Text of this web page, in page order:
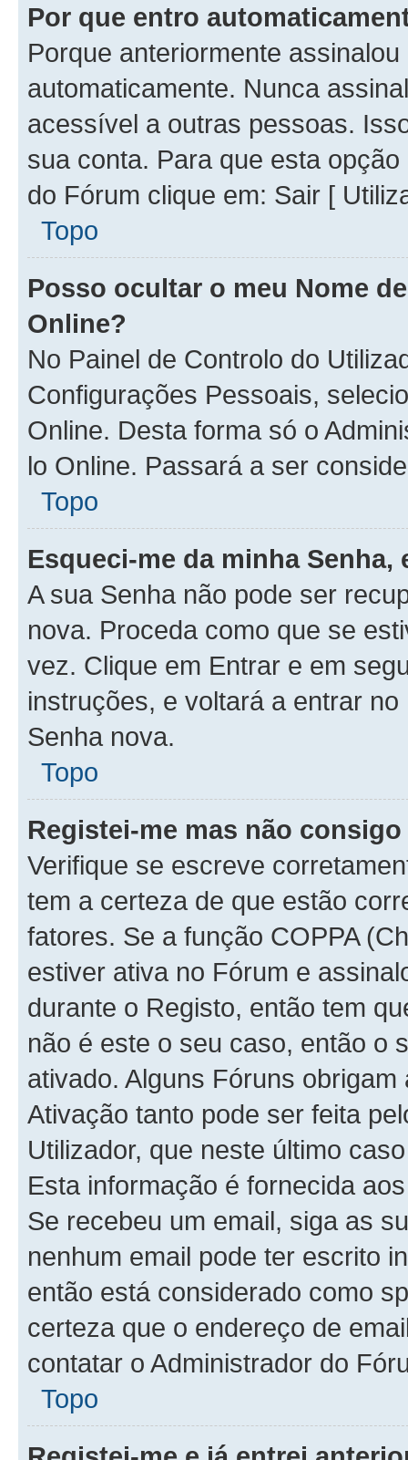
Por que entro
Porque anteriormente
automaticamente. Nunca
acessível a outras pessoas.
sua conta. Para que esta
do Fórum clique em: Sair [
Topo
Posso ocultar o meu Nome
Online?
No Painel de Controlo do
Configurações Pessoais,
Online. Desta forma só o
lo Online. Passará a ser
Topo
Esqueci-me da minha Senha,
A sua Senha não pode ser
nova. Proceda como que se
vez. Clique em Entrar e em
instruções, e voltará a entrar
Senha nova.
Topo
Registei-me mas não
Verifique se escreve
tem a certeza de que estão
fatores. Se a função COPPA
estiver ativa no Fórum e
durante o Registo, então tem
não é este o seu caso, então o
ativado. Alguns Fóruns
Ativação tanto pode ser feita
Utilizador, que neste último
Esta informação é fornecida
Se recebeu um email, siga as
nenhum email pode ter escrito
então está considerado como
certeza que o endereço de
contatar o Administrador do
Topo